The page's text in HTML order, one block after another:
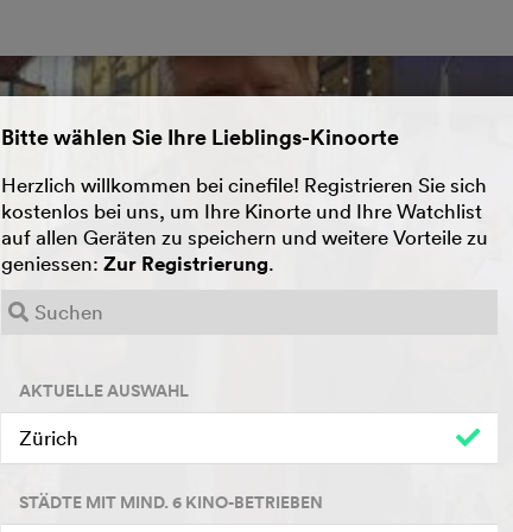
Bitte wählen Sie Ihre Lieblings-Kinoorte
Herzlich willkommen bei cinefile! Registrieren Sie sich
kostenlos bei uns, um Ihre Kinorte und Ihre Watchlist
auf allen Geräten zu speichern und weitere Vorteile zu
geniessen: Zur Registrierung.
AKTUELLE AUSWAHL
Zürich
STÄDTE MIT MIND. 6 KINO-BETRIEBEN